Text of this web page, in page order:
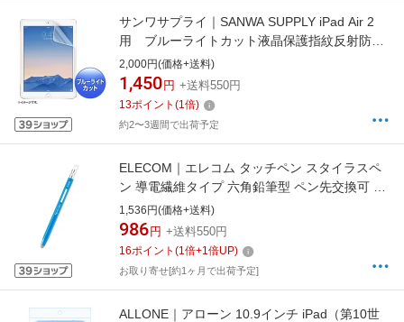
サンワサプライ｜SANWA SUPPLY iPad Air 2
用 ブルーライトカット液晶保護指紋反射防止
フィルム LCD-IPAD6BCAR[LCDIPAD6BCAR]
2,000円(価格+送料)
1,450 円 +送料550円
13ポイント (1倍)
約2〜3週間で出荷予定
ELECOM｜エレコム タッチペン スタイラスペ
ン 導電繊維タイプ 六角鉛筆型 ペン先交換可 ス
トラップホール付 【 iPad iPhone Android各種
スマホ タブレット 】対応 ブルー ブルー P-
TPENSEBU
1,536円(価格+送料)
986 円 +送料550円
16ポイント (1倍+1倍UP)
お取り寄せ[約1ヶ月で出荷予定]
ALLONE｜アローン 10.9インチ iPad（第10世